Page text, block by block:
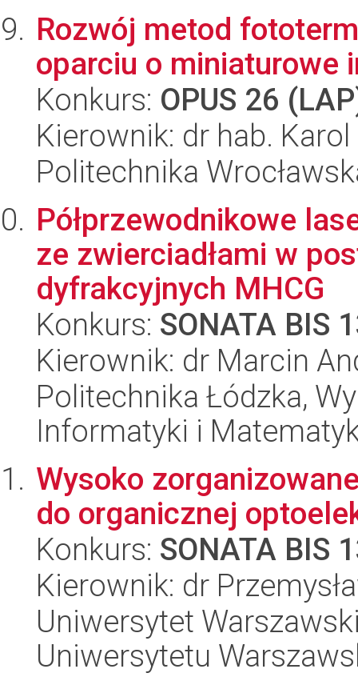
Rozwój metod
oparciu o miniaturowe
Konkurs: OPUS 26
Kierownik: dr hab.
Politechnika
Półprzewodnikowe
ze zwierciadłami w
dyfrakcyjnych MHCG
Konkurs: SONATA BIS
Kierownik: dr Marcin
Politechnika Łódzka,
Informatyki i
Wysoko
do organicznej
Konkurs: SONATA BIS
Kierownik: dr
Uniwersytet
Uniwersytetu